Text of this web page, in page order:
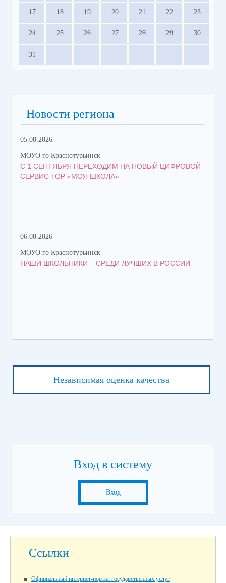
17 18 19 20 21 22 23
24 25 26 27 28 29 30
31
Новости региона
05.08.2026
МОУО го Краснотурьинск
С 1 СЕНТЯБРЯ ПЕРЕХОДИМ НА НОВЫЙ ЦИФРОВОЙ
СЕРВИС ТОР «МОЯ ШКОЛА»
06.08.2026
МОУО го Краснотурьинск
НАШИ ШКОЛЬНИКИ – СРЕДИ ЛУЧШИХ В РОССИИ
Независимая оценка качества
Вход в систему
Вход
Ссылки
Официальный интернет-портал государственных услуг